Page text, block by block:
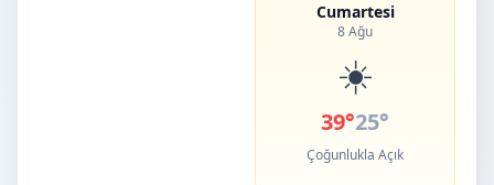
Cumartesi
8 Ağu
☀️
39°25°
Çoğunlukla Açık